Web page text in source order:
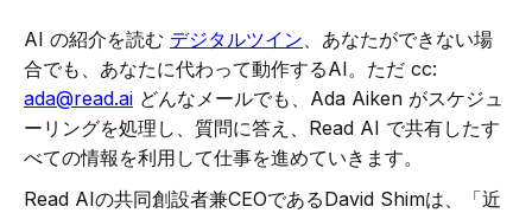
AI の紹介を読む デジタルツイン、あなたができない場
合でも、あなたに代わって動作するAI。ただ cc:
ada@read.ai どんなメールでも、Ada Aiken がスケジュ
ーリングを処理し、質問に答え、Read AI で共有したす
べての情報を利用して仕事を進めていきます。
Read AIの共同創設者兼CEOであるDavid Shimは、「近